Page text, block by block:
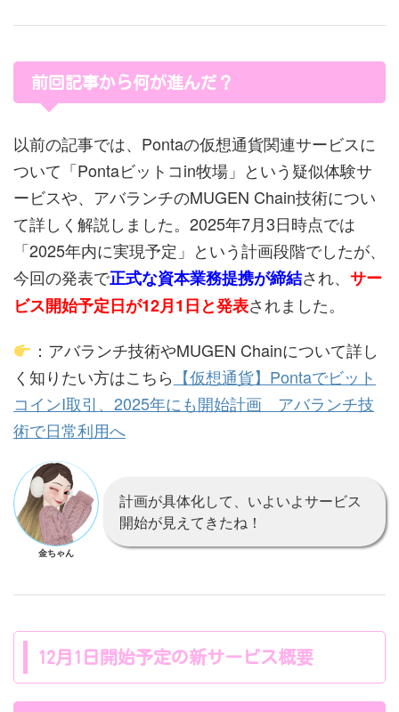
前回記事から何が進んだ？
以前の記事では、Pontaの仮想通貨関連サービスに
ついて「Pontaビットコin牧場」という疑似体験サ
ービスや、アバランチのMUGEN Chain技術につい
て詳しく解説しました。2025年7月3日時点では
「2025年内に実現予定」という計画段階でしたが、
今回の発表で正式な資本業務提携が締結され、 サー
ビス開始予定日が12月1日と発表されました。
：アバランチ技術やMUGEN Chainについて詳し
く知りたい方はこちら 【仮想通貨】Pontaでビット
コインI取引、2025年にも開始計画 アバランチ技
術で日常利用へ
金ちゃん
計画が具体化して、いよいよサービス
開始が見えてきたね！
12月1日開始予定の新サービス概要